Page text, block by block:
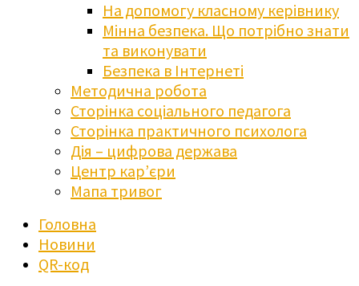
На допомогу класному керівнику
Мінна безпека. Що потрібно знати
та виконувати
Безпека в Інтернеті
Методична робота
Сторінка соціального педагога
Сторінка практичного психолога
Дія – цифрова держава
Центр кар’єри
Мапа тривог
Головна
Новини
QR-код